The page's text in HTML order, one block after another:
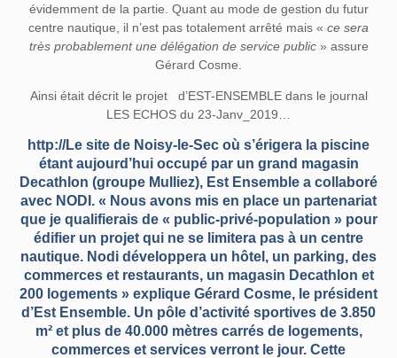
évidemment de la partie. Quant au mode de gestion du futur
centre nautique, il n’est pas totalement arrêté mais « ce sera
très probablement une délégation de service public» assure
Gérard Cosme.
Ainsi était décrit le projet d’EST-ENSEMBLE dans le journal
LES ECHOS du 23-Janv_2019…
http://Le site de Noisy-le-Sec où s’érigera la piscine
étant aujourd’hui occupé par un grand magasin
Decathlon (groupe Mulliez), Est Ensemble a collaboré
avec NODI. « Nous avons mis en place un partenariat
que je qualifierais de « public-privé-population » pour
édifier un projet qui ne se limitera pas à un centre
nautique. Nodi développera un hôtel, un parking, des
commerces et restaurants, un magasin Decathlon et
200 logements » explique Gérard Cosme, le président
d’Est Ensemble. Un pôle d’activité sportives de 3.850
m² et plus de 40.000 mètres carrés de logements,
commerces et services verront le jour. Cette